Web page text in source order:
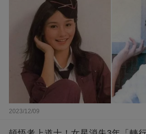
2023/12/09